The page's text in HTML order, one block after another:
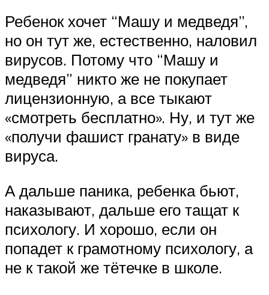
Ребенок хочет “Машу и медведя”,
но он тут же, естественно, наловил
вирусов. Потому что “Машу и
медведя” никто же не покупает
лицензионную, а все тыкают
«смотреть бесплатно». Ну, и тут же
«получи фашист гранату» в виде
вируса.
А дальше паника, ребенка бьют,
наказывают, дальше его тащат к
психологу. И хорошо, если он
попадет к грамотному психологу, а
не к такой же тётечке в школе.